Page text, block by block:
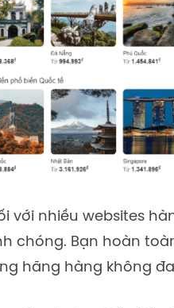
với nhiều websites
chóng. Bạn hoàn
hãng hàng không